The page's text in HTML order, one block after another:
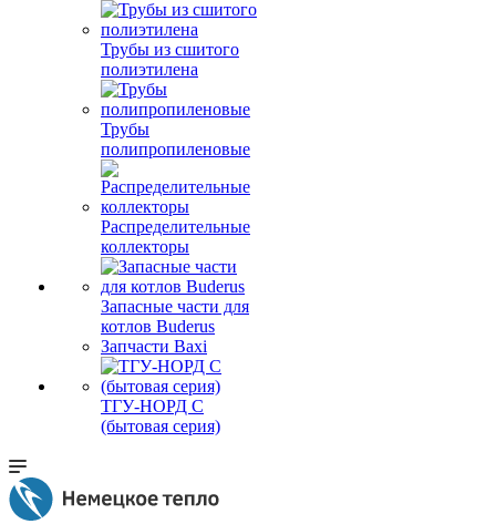
Трубы из сшитого
полиэтилена
Трубы
полипропиленовые
Распределительные
коллекторы
Запасные части для
котлов Buderus
Запчасти Baxi
ТГУ-НОРД С
(бытовая серия)